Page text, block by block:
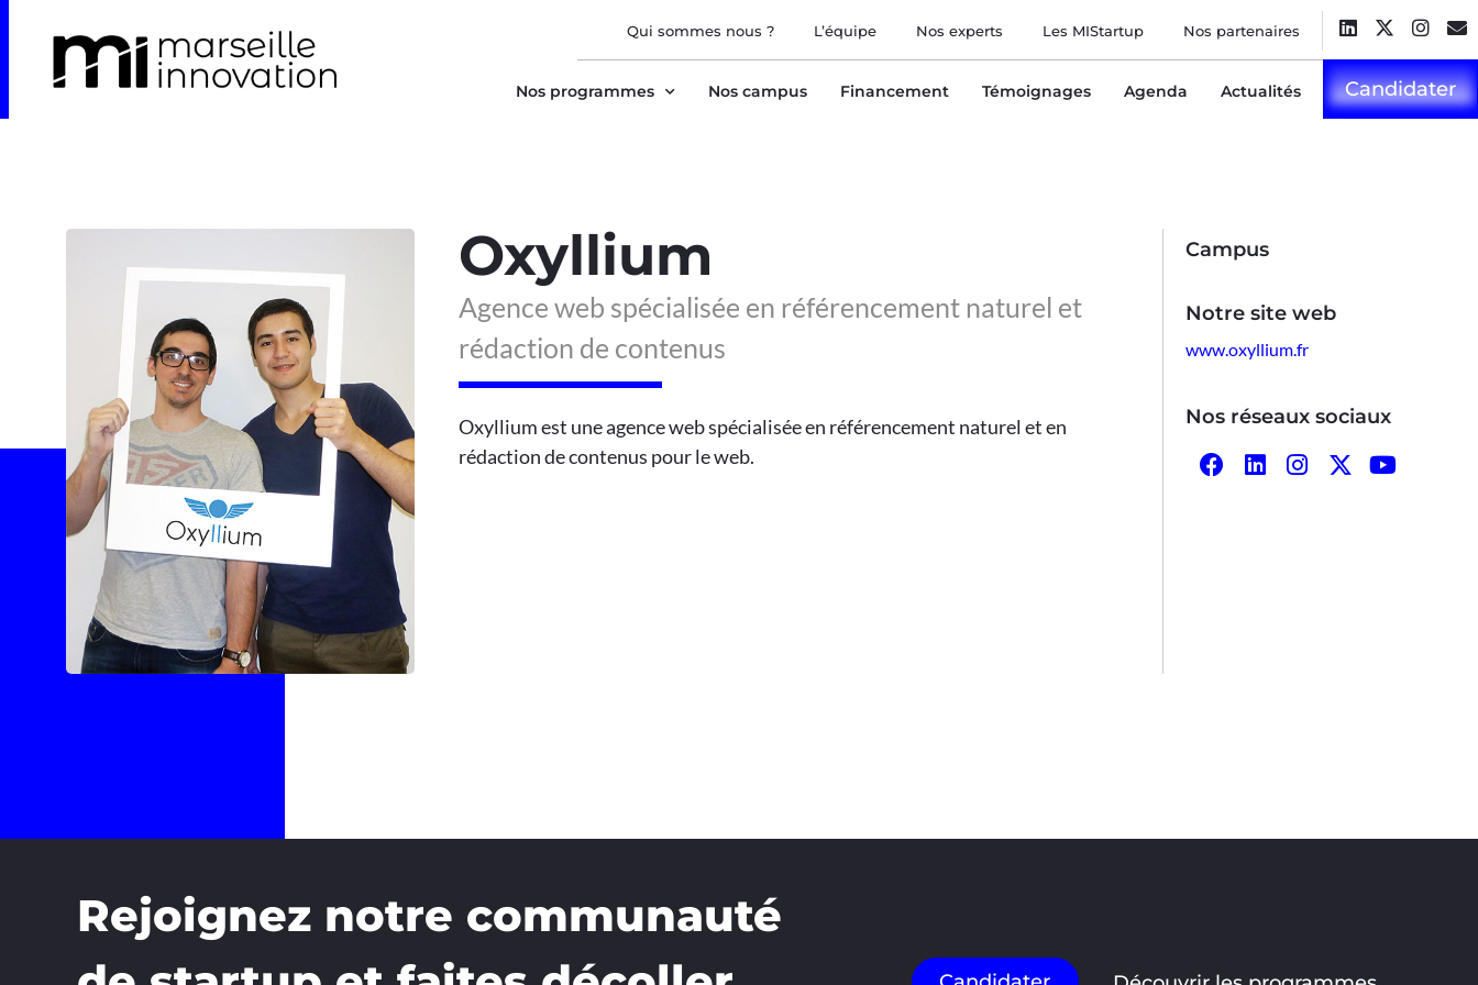
Qui sommes nous ? L’équipe Nos experts Les MIStartup Nos partenaires
Nos programmes Nos campus Financement Témoignages Agenda Actualités Candidater
Oxyllium
Agence web spécialisée en référencement naturel et
rédaction de contenus
Oxyllium est une agence web spécialisée en référencement naturel et en
rédaction de contenus pour le web.
Campus
Notre site web
www.oxyllium.fr
Nos réseaux sociaux
Rejoignez notre communauté